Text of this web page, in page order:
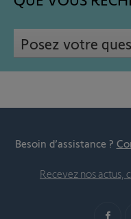
Posez votre
Besoin d’assistance ?
Recevez nos actus,